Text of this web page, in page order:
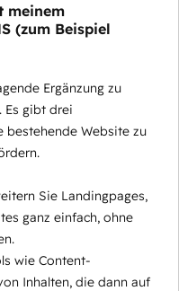
meinem
(zum Beispiel
Ergänzung zu
Es gibt drei
bestehende Website zu
Sie Landingpages,
ganz einfach, ohne
wie Content-
Inhalten, die dann auf